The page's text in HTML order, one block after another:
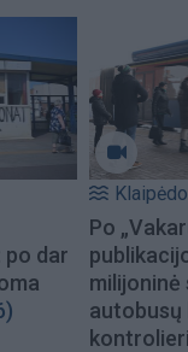
po dar
Po
autobusų